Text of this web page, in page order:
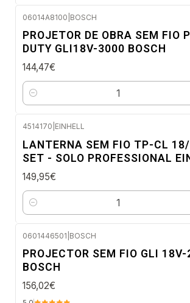
06014A8100 BOSCH
PROJETOR DE OBRA SEM FIO
DUTY GLI18V-3000 BOSCH
144,47€
Quantidade
4514170 EINHELL
LANTERNA SEM FIO TP-CL
SET - SOLO PROFESSIONAL
149,95€
Quantidade
0601446501 BOSCH
PROJECTOR SEM FIO GLI
BOSCH
156,02€